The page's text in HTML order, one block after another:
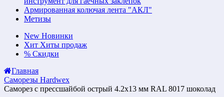
Армированная колючая лента "АКЛ"
Метизы
New Новинки
Хит Хиты продаж
% Скидки
Главная
Саморезы Hardwex
Саморез с прессшайбой острый 4.2x13 мм RAL 8017 шоколад